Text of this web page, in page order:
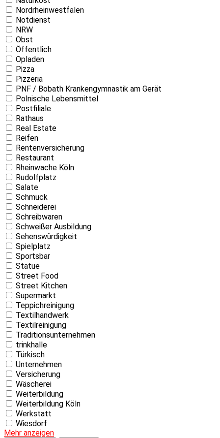
Nordrheinwestfalen
Notdienst
NRW
Obst
Öffentlich
Opladen
Pizza
Pizzeria
PNF / Bobath Krankengymnastik am Gerät
Polnische Lebensmittel
Postfiliale
Rathaus
Real Estate
Reifen
Rentenversicherung
Restaurant
Rheinwache Köln
Rudolfplatz
Salate
Schmuck
Schneiderei
Schreibwaren
Schweißer Ausbildung
Sehenswürdigkeit
Spielplatz
Sportsbar
Statue
Street Food
Street Kitchen
Supermarkt
Teppichreinigung
Textilhandwerk
Textilreinigung
Traditionsunternehmen
trinkhalle
Türkisch
Unternehmen
Versicherung
Wäscherei
Weiterbildung
Weiterbildung Köln
Werkstatt
Wiesdorf
Mehr anzeigen